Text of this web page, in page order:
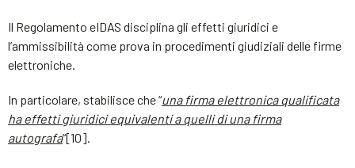
Il Regolamento eIDAS disciplina gli effetti giuridici e
l’ammissibilità come prova in procedimenti giudiziali delle firme
elettroniche.
In particolare, stabilisce che “una firma elettronica qualificata
ha effetti giuridici equivalenti a quelli di una firma
autografa“[10].